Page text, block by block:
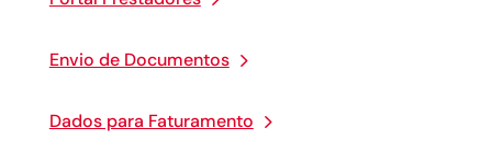
Envio de Documentos
Dados para Faturamento